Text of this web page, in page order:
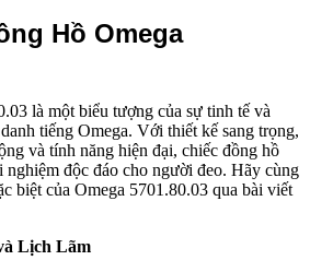
Hồ Omega
là một biểu tượng của sự tinh tế và
tiếng Omega. Với thiết kế sang trọng,
và tính năng hiện đại, chiếc đồng hồ
nghiệm độc đáo cho người đeo. Hãy cùng
biệt của Omega 5701.80.03 qua bài viết
Lịch Lãm